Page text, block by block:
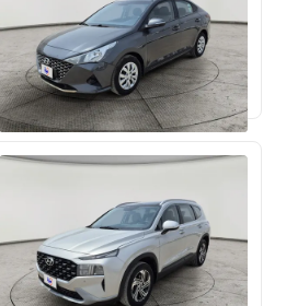
مستعملة 102,454 كم
مستعملة 116,042 كم